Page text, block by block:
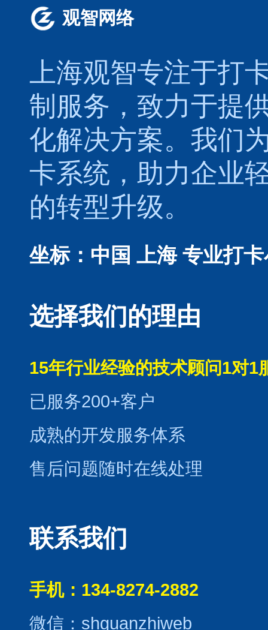
观智网络
上海观智专注于打
制服务，致力于提
化解决方案。我们
卡系统，助力企业
的转型升级。
坐标：中国 上海 专业打
选择我们的理由
15年行业经验的技术顾问1对1
已服务200+客户
成熟的开发服务体系
售后问题随时在线处理
联系我们
手机：134-8274-2882
微信：shguanzhiweb